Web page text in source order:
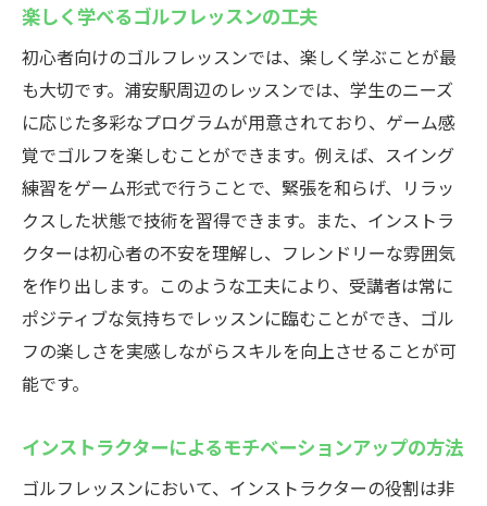
楽しく学べるゴルフレッスンの工夫
初心者向けのゴルフレッスンでは、楽しく学ぶことが最
も大切です。浦安駅周辺のレッスンでは、学生のニーズ
に応じた多彩なプログラムが用意されており、ゲーム感
覚でゴルフを楽しむことができます。例えば、スイング
練習をゲーム形式で行うことで、緊張を和らげ、リラッ
クスした状態で技術を習得できます。また、インストラ
クターは初心者の不安を理解し、フレンドリーな雰囲気
を作り出します。このような工夫により、受講者は常に
ポジティブな気持ちでレッスンに臨むことができ、ゴル
フの楽しさを実感しながらスキルを向上させることが可
能です。
インストラクターによるモチベーションアップの方法
ゴルフレッスンにおいて、インストラクターの役割は非